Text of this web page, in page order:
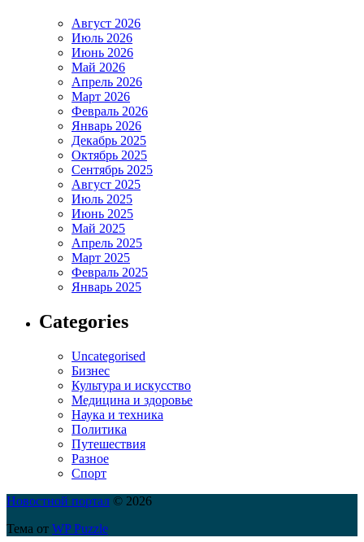
Август 2026
Июль 2026
Июнь 2026
Май 2026
Апрель 2026
Март 2026
Февраль 2026
Январь 2026
Декабрь 2025
Октябрь 2025
Сентябрь 2025
Август 2025
Июль 2025
Июнь 2025
Май 2025
Апрель 2025
Март 2025
Февраль 2025
Январь 2025
Categories
Uncategorised
Бизнес
Культура и искусство
Медицина и здоровье
Наука и техника
Политика
Путешествия
Разное
Спорт
Новостной портал © 2026
Тема от WP Puzzle